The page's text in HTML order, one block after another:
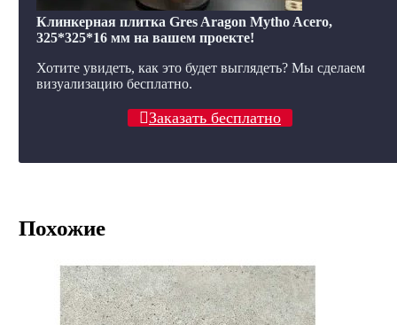
Клинкерная плитка Gres Aragon Mytho Acero,
325*325*16 мм на вашем проекте!
Хотите увидеть, как это будет выглядеть? Мы сделаем
визуализацию бесплатно.
Заказать бесплатно
Похожие